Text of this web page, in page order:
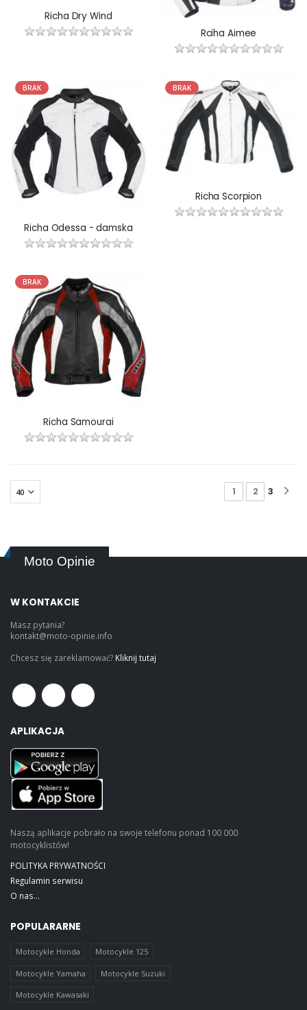
Richa Dry Wind
Rciha Aimee
BRAK
Richa Odessa - damska
BRAK
Richa Scorpion
BRAK
Richa Samourai
1 2 3
Moto Opinie
W KONTAKCIE
Masz pytania?
kontakt@moto-opinie.info
Chcesz się zareklamować? Kliknij tutaj
APLIKACJA
Naszą aplikacje pobrało na swoje telefonu ponad 100 000
motocyklistów!
POLITYKA PRYWATNOŚCI
Regulamin serwisu
O nas...
POPULARARNE
Motocykle Honda Motocykle 125
Motocykle Yamaha Motocykle Suzuki
Motocykle Kawasaki